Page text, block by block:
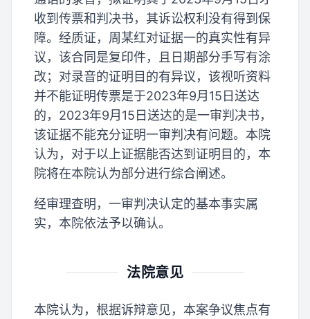
收到传票和判决书，其诉讼权利没有得到保
障。经质证，周某红对证据一的真实性有异
议，该合同是复印件，且日期部分手写有涂
改；对录音的证明目的有异议，该视听资料
并不能证明传票是于2023年9月15日送达
的，2023年9月15日送达的是一审判决书，
该证据不能充分证明一审判决有问题。本院
认为，对于以上证据能否达到证明目的，本
院将在本院认为部分进行综合阐述。
经审理查明，一审判决认定的基本事实属
实，本院依法予以确认。
法院意见
本院认为，根据诉辩意见，本案争议焦点有